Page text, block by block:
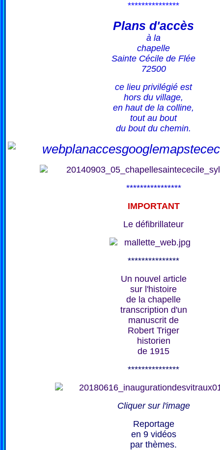
***************
Plans d'accès
à la
chapelle
Sainte Cécile de Flée
72500
ce lieu privilégié est
hors du village,
en haut de la colline,
tout au bout
du bout du chemin.
****************
IMPORTANT
Le défibrillateur
***************
Un nouvel article
sur l'histoire
de la chapelle
transcription d'un
manuscrit de
Robert Triger
historien
de 1915
***************
Cliquer sur l'image
Reportage
en 9 vidéos
par thèmes.